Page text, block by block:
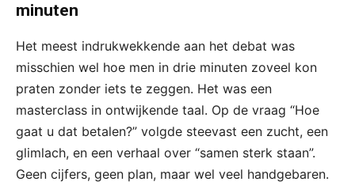
minuten
Het meest indrukwekkende aan het debat was
misschien wel hoe men in drie minuten zoveel kon
praten zonder iets te zeggen. Het was een
masterclass in ontwijkende taal. Op de vraag “Hoe
gaat u dat betalen?” volgde steevast een zucht, een
glimlach, en een verhaal over “samen sterk staan”.
Geen cijfers, geen plan, maar wel veel handgebaren.